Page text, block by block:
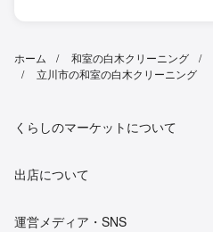
ホーム 和室の白木クリーニング
立川市の和室の白木クリーニング
くらしのマーケットについて
出店について
運営メディア・SNS